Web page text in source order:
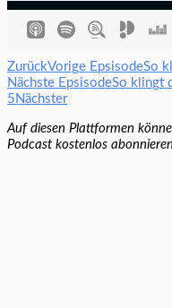
ZurückVorige EpsisodeSo
Nächste EpsisodeSo klingt
5 Nächster
Auf diesen Plattformen
Podcast kostenlos